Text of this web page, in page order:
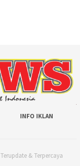
INFO IKLAN
& Terpercaya